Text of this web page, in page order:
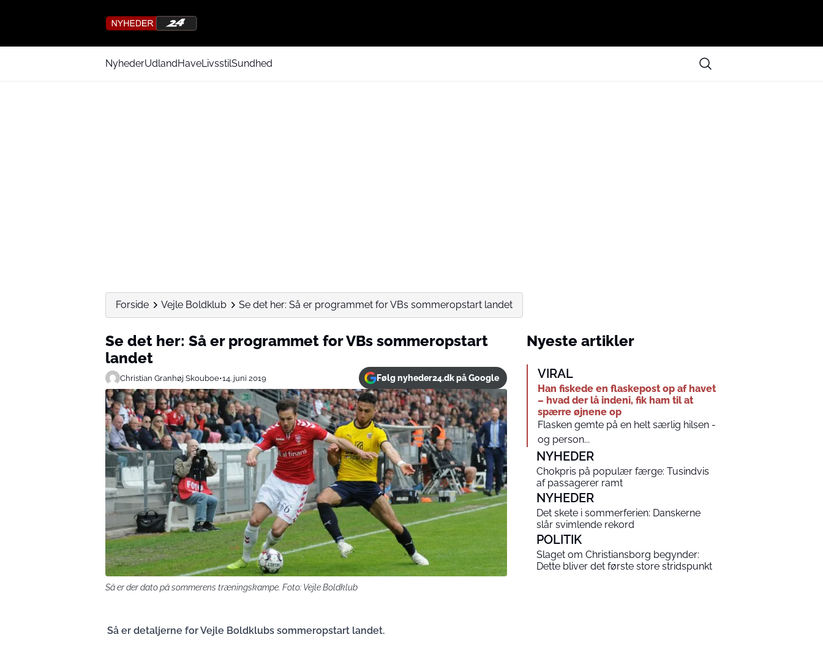
NyhederUdlandHaveLivsstilSundhed
Forside Vejle Boldklub Se det her: Så er programmet for VBs sommeropstart landet
Se det her: Så er programmet for VBs sommeropstart
landet
Christian Granhøj Skouboe•14. juni 2019 Følg nyheder24.dk på Google
Så er der dato på sommerens træningskampe. Foto: Vejle Boldklub
Så er detaljerne for Vejle Boldklubs sommeropstart landet.
Nyeste artikler
VIRAL
Han fiskede en flaskepost op af havet
– hvad der lå indeni, fik ham til at
spærre øjnene op
Flasken gemte på en helt særlig hilsen -
og person...
NYHEDER
Chokpris på populær færge: Tusindvis
af passagerer ramt
NYHEDER
Det skete i sommerferien: Danskerne
slår svimlende rekord
POLITIK
Slaget om Christiansborg begynder:
Dette bliver det første store stridspunkt